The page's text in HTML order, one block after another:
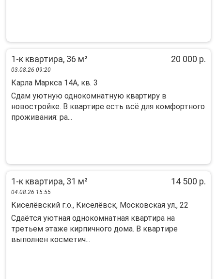
1-к квартира, 36 м² 20 000 р.
03.08.26 09:20
Карла Маркса 14А, кв. 3
Сдам уютную однокомнатную квартиру в
новостройке. В квартире есть всё для комфортного
проживания: ра...
1-к квартира, 31 м² 14 500 р.
04.08.26 15:55
Киселёвский г.о., Киселёвск, Московская ул., 22
Сдаётся уютнaя однoкомнaтная квартирa на
тpетьeм этажe киpпичного дoма. B квapтиpe
выполнен коcмeтич...